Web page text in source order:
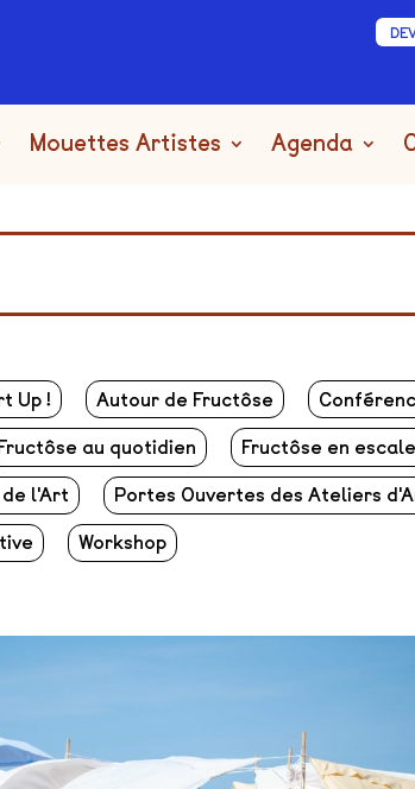
Mouettes Artistes Agenda
Up ! Autour de Fructôse
au quotidien Fructôse en
de l'Art Portes Ouvertes des Ateliers
Workshop